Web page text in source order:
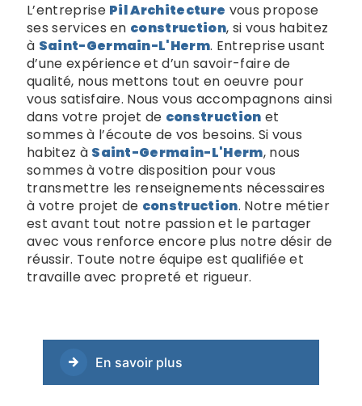
L’entreprise Pil Architecture vous propose
ses services en construction, si vous habitez
à Saint-Germain-L'Herm. Entreprise usant
d’une expérience et d’un savoir-faire de
qualité, nous mettons tout en oeuvre pour
vous satisfaire. Nous vous accompagnons ainsi
dans votre projet de construction et
sommes à l’écoute de vos besoins. Si vous
habitez à Saint-Germain-L'Herm, nous
sommes à votre disposition pour vous
transmettre les renseignements nécessaires
à votre projet de construction. Notre métier
est avant tout notre passion et le partager
avec vous renforce encore plus notre désir de
réussir. Toute notre équipe est qualifiée et
travaille avec propreté et rigueur.
En savoir plus